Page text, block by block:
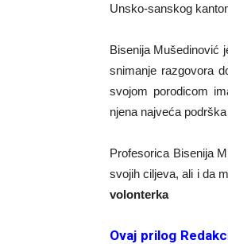
Unsko-sanskog
Bisenija Mušedinović
snimanje razgovora
svojom porodicom
njena najveća
Profesorica Bisenija
svojih ciljeva, ali i da
volonterka
Ovaj prilog